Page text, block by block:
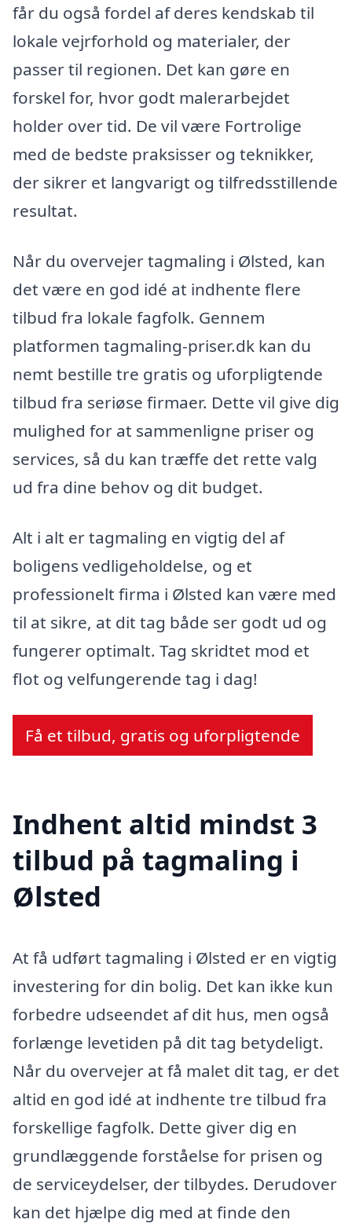
får du også fordel af deres kendskab til
lokale vejrforhold og materialer, der
passer til regionen. Det kan gøre en
forskel for, hvor godt malerarbejdet
holder over tid. De vil være Fortrolige
med de bedste praksisser og teknikker,
der sikrer et langvarigt og tilfredsstillende
resultat.
Når du overvejer tagmaling i Ølsted, kan
det være en god idé at indhente flere
tilbud fra lokale fagfolk. Gennem
platformen tagmaling-priser.dk kan du
nemt bestille tre gratis og uforpligtende
tilbud fra seriøse firmaer. Dette vil give dig
mulighed for at sammenligne priser og
services, så du kan træffe det rette valg
ud fra dine behov og dit budget.
Alt i alt er tagmaling en vigtig del af
boligens vedligeholdelse, og et
professionelt firma i Ølsted kan være med
til at sikre, at dit tag både ser godt ud og
fungerer optimalt. Tag skridtet mod et
flot og velfungerende tag i dag!
Få et tilbud, gratis og uforpligtende
Indhent altid mindst 3
tilbud på tagmaling i
Ølsted
At få udført tagmaling i Ølsted er en vigtig
investering for din bolig. Det kan ikke kun
forbedre udseendet af dit hus, men også
forlænge levetiden på dit tag betydeligt.
Når du overvejer at få malet dit tag, er det
altid en god idé at indhente tre tilbud fra
forskellige fagfolk. Dette giver dig en
grundlæggende forståelse for prisen og
de serviceydelser, der tilbydes. Derudover
kan det hjælpe dig med at finde den